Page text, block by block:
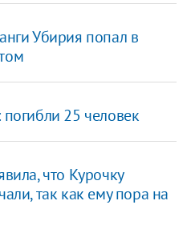
Убирия попал в
25 человек
что Курочку
так как ему пора на